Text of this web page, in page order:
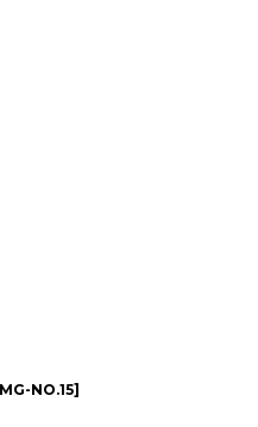
NO.15]